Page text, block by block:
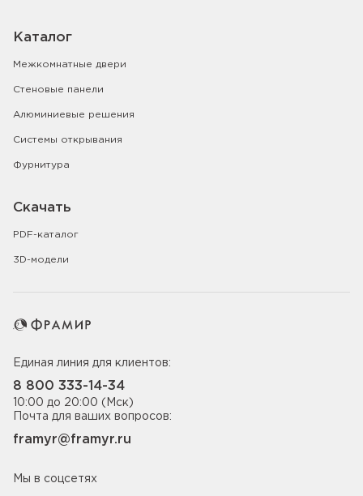
Каталог
Межкомнатные двери
Стеновые панели
Алюминиевые решения
Системы открывания
Фурнитура
Скачать
PDF-каталог
3D-модели
Единая линия для клиентов:
8 800 333-14-34
10:00 до 20:00 (Мск)
Почта для ваших вопросов:
framyr@framyr.ru
Мы в соцсетях